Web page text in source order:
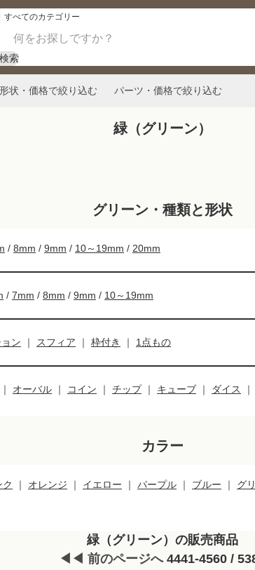
検索
状・価格で絞り込む パーツ・価格で絞り込む
緑（グリーン）
グリーン・種類と形状
/ 8mm / 9mm / 10～19mm / 20mm
/ 7mm / 8mm / 9mm / 10～19mm
ン ｜ スフィア ｜ 枠付き ｜ 1点もの
｜ オーバル ｜ コイン ｜ チップ｜ キューブ ｜ ダイス ｜
カラー
ク ｜ オレンジ ｜ イエロー ｜ パープル ｜ ブルー ｜ グ
緑（グリーン）の販売商品
◀◀ 前のページへ4441-4560 /